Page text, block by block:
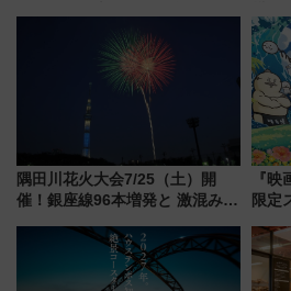
に 乗車には予約が必要
ー！
め
隅田川花火大会7/25（土）開
催！銀座線96本増発と 激混みの
アクセス攻略法、2万発の花火が
『
限定
いを
募は